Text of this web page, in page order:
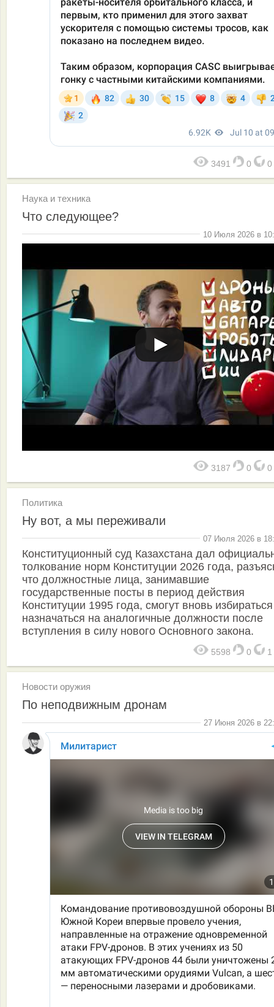
3491 0 0
Наука и техника
Что следующее?
10 Июля 2026 в
3187 0 0
Политика
Ну вот, а мы переживали
07 Июля 2026 в
Конституционный суд Казахстана дал
толкование норм Конституции 2026 года,
что должностные лица, занимавшие
государственные посты в период действия
Конституции 1995 года, смогут вновь
назначаться на аналогичные должности после
вступления в силу нового Основного закона.
5598 0 1
Новости оружия
По неподвижным дронам
27 Июня 2026 в